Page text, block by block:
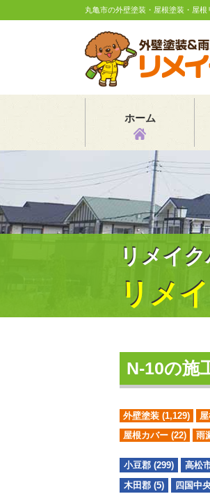
丸亀市の外壁塗装・屋根塗装・屋
ホーム
リメイ
リメ
N-10の施
外壁塗装 (1,129)
屋根カバー (22) 雨
小豆郡 (299) 高松
木田郡 (5)
四国中